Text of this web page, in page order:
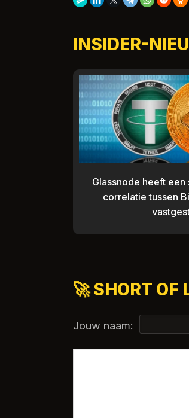
INSIDER-
Glassnode heeft
correlatie tussen
🚀 SHORT OF
Jouw naam: